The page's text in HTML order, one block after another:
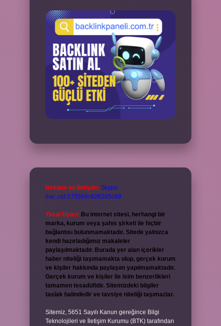
Reklam ve İletişim: Skype:
live:.cid.575569c608265c69
Yasal Uyarı: Bu internet sitesi, herhangi bir
marka, kurum veya şahıs şirketi ile hiçbir
bağlantısı bulunmamaktadır. Sitede yalnızca
kendi hazırladığımız makaleler
paylaşılmaktadır. Burada yer alan içerikler
haber niteliği taşımamakta olup, gerçek kurum
ve kişiler hakkında paylaşım yapılmamaktadır.
Gerçek kurum ve kişiler ile isim benzerlikleri
tamamen tesadüfidir. Sitemizdeki bilgiler
taslak halindedir ve tavsiye niteliği taşımazlar.
Sitemiz, 5651 Sayılı Kanun gereğince Bilgi
Teknolojileri ve İletişim Kurumu (BTK) tarafından